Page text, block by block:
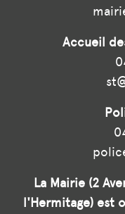
Accueil
La Mairie (2
l'Hermitage) est